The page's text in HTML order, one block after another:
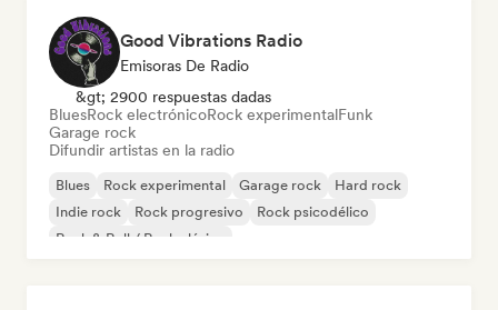
Good Vibrations Radio
Emisoras De Radio
&gt; 2900 respuestas dadas
BluesRock electrónicoRock experimentalFunk
Garage rock
Difundir artistas en la radio
Blues Rock experimental Garage rock
Hard rock
Indie rock
Rock progresivo
Rock psicodélico
Rock & Roll / Rock clásico